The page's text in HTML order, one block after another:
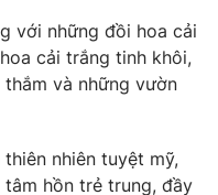
với những đồi hoa cải
cải trắng tinh khôi,
và những vườn
nhiên tuyệt mỹ,
hồn trẻ trung, đầy